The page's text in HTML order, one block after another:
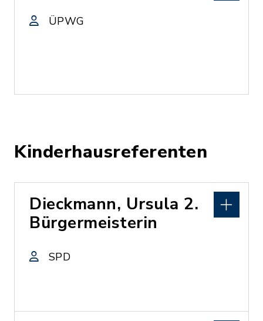
ÜPWG
Kinderhausreferenten
Dieckmann, Ursula 2.
Bürgermeisterin
SPD